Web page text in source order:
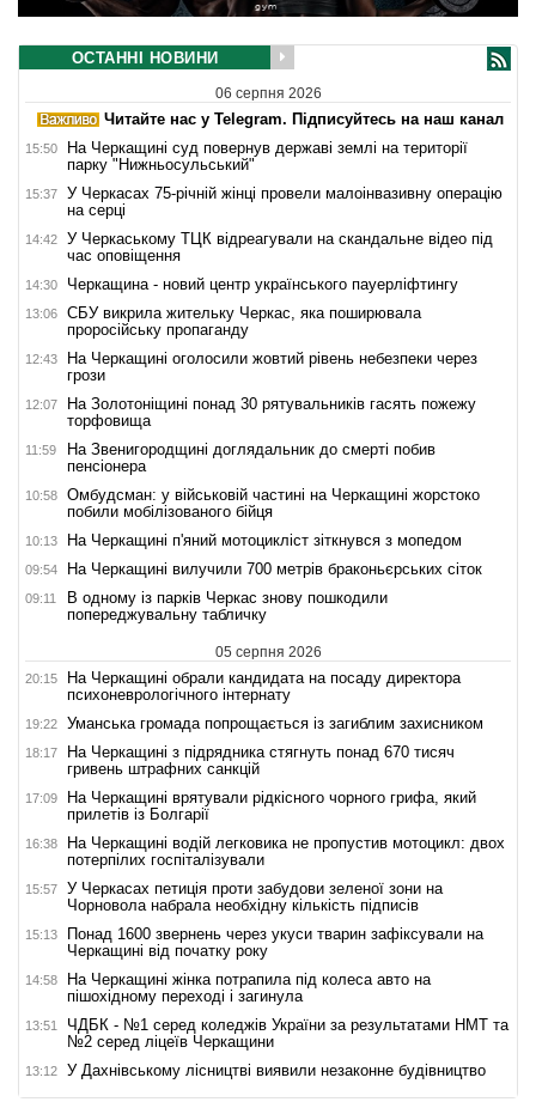
ОСТАННІ НОВИНИ
06 серпня 2026
Читайте нас у Telegram. Підписуйтесь на наш канал
15:50
На Черкащині суд повернув державі землі на території
парку "Нижньосульський"
15:37
У Черкасах 75-річній жінці провели малоінвазивну операцію
на серці
14:42
У Черкаському ТЦК відреагували на скандальне відео під
час оповіщення
14:30 Черкащина - новий центр українського пауерліфтингу
13:06
СБУ викрила жительку Черкас, яка поширювала
проросійську пропаганду
12:43
На Черкащині оголосили жовтий рівень небезпеки через
грози
12:07
На Золотоніщині понад 30 рятувальників гасять пожежу
торфовища
11:59
На Звенигородщині доглядальник до смерті побив
пенсіонера
10:58
Омбудсман: у військовій частині на Черкащині жорстоко
побили мобілізованого бійця
10:13 На Черкащині п'яний мотоцикліст зіткнувся з мопедом
09:54 На Черкащині вилучили 700 метрів браконьєрських сіток
09:11
В одному із парків Черкас знову пошкодили
попереджувальну табличку
05 серпня 2026
20:15
На Черкащині обрали кандидата на посаду директора
психоневрологічного інтернату
19:22 Уманська громада попрощається із загиблим захисником
18:17
На Черкащині з підрядника стягнуть понад 670 тисяч
гривень штрафних санкцій
17:09
На Черкащині врятували рідкісного чорного грифа, який
прилетів із Болгарії
16:38
На Черкащині водій легковика не пропустив мотоцикл: двох
потерпілих госпіталізували
15:57
У Черкасах петиція проти забудови зеленої зони на
Чорновола набрала необхідну кількість підписів
15:13
Понад 1600 звернень через укуси тварин зафіксували на
Черкащині від початку року
14:58
На Черкащині жінка потрапила під колеса авто на
пішохідному переході і загинула
13:51
ЧДБК - №1 серед коледжів України за результатами НМТ та
№2 серед ліцеїв Черкащини
13:12 У Дахнівському лісництві виявили незаконне будівництво